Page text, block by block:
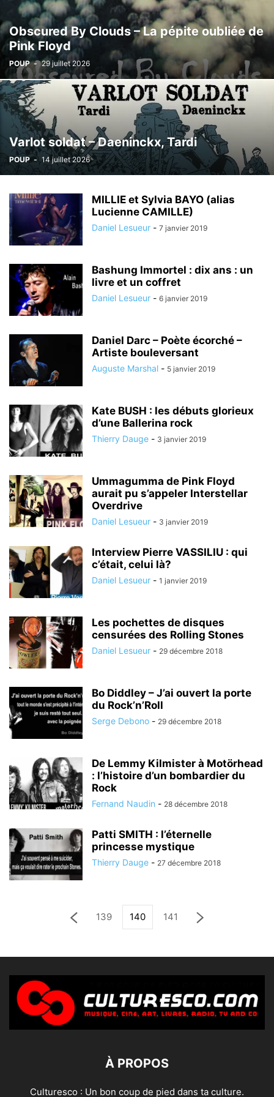
Obscured By Clouds – La pépite oubliée de
Pink Floyd
POUP - 29 juillet 2026
Varlot soldat – Daeninckx, Tardi
POUP - 14 juillet 2026
MILLIE et Sylvia BAYO (alias
Lucienne CAMILLE)
Daniel Lesueur - 7 janvier 2019
Bashung Immortel : dix ans : un
livre et un coffret
Daniel Lesueur - 6 janvier 2019
Daniel Darc – Poète écorché –
Artiste bouleversant
Auguste Marshal - 5 janvier 2019
Kate BUSH : les débuts glorieux
d’une Ballerina rock
Thierry Dauge - 3 janvier 2019
Ummagumma de Pink Floyd
aurait pu s’appeler Interstellar
Overdrive
Daniel Lesueur - 3 janvier 2019
Interview Pierre VASSILIU : qui
c’était, celui là?
Daniel Lesueur - 1 janvier 2019
Les pochettes de disques
censurées des Rolling Stones
Daniel Lesueur - 29 décembre 2018
Bo Diddley – J’ai ouvert la porte
du Rock’n’Roll
Serge Debono - 29 décembre 2018
De Lemmy Kilmister à Motörhead
: l’histoire d’un bombardier du
Rock
Fernand Naudin - 28 décembre 2018
Patti SMITH : l’éternelle
princesse mystique
Thierry Dauge - 27 décembre 2018
139 140 141
À PROPOS
Culturesco : Un bon coup de pied dans ta culture.